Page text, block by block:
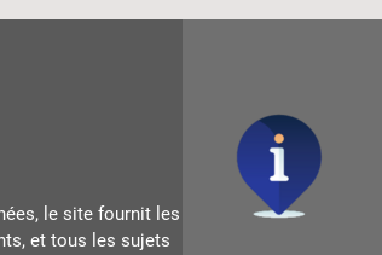
le site fournit les
et tous les sujets